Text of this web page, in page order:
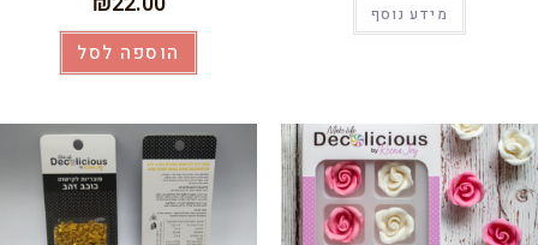
מידע נוסף
הוספה לסל